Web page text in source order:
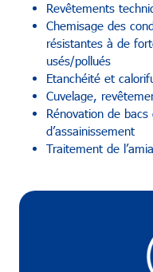
Revêtements
Chemisage des
résistantes à de
usés/pollués
Etanchéité et
Cuvelage,
Rénovation de
d’assainissement
Traitement de